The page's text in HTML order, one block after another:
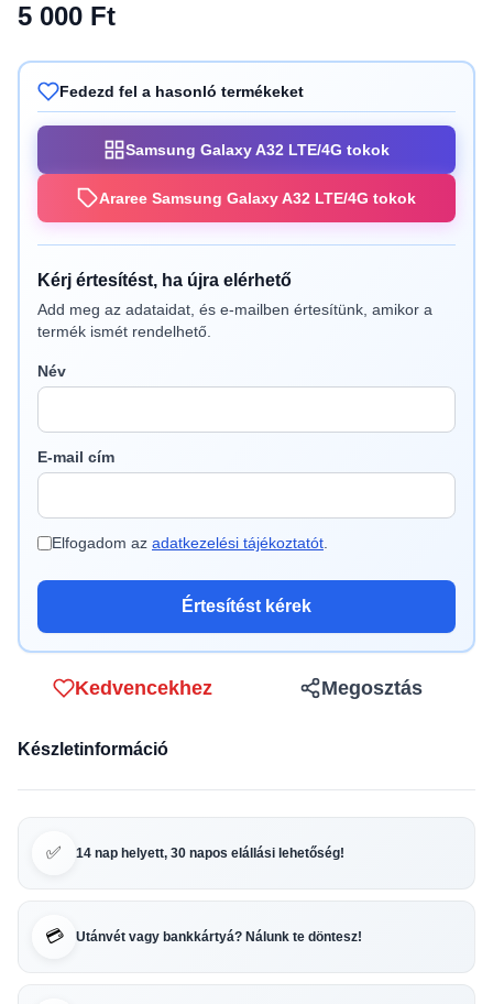
5 000 Ft
Fedezd fel a hasonló termékeket
Samsung Galaxy A32 LTE/4G tokok
Araree Samsung Galaxy A32 LTE/4G tokok
Kérj értesítést, ha újra elérhető
Add meg az adataidat, és e-mailben értesítünk, amikor a
termék ismét rendelhető.
Név
E-mail cím
Elfogadom az adatkezelési tájékoztatót
Értesítést kérek
Kedvencekhez Megosztás
Készletinformáció
✅ 14 nap helyett, 30 napos elállási lehetőség!
💳 Utánvét vagy bankkártyá? Nálunk te döntesz!